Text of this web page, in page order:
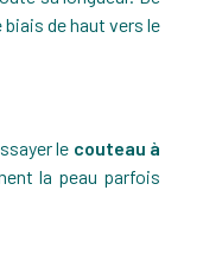
de haut vers le
le couteau à
la peau parfois